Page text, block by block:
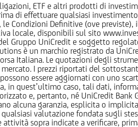
ETF e altri prodotti di
di effettuare qualsiasi
Condizioni Definitive (ove
locale, disponibili sul sito
Gruppo UniCredit e soggetto
è un marchio registrato da
Italiana. Le quotazioni degli
I prezzi riportati del
essere aggiornati con uno
quest’ultimo caso, tali dati,
e, pertanto, né UniCredit
alcuna garanzia, esplicita o
valutazione fondata sugli
sopra indicate a verificare,